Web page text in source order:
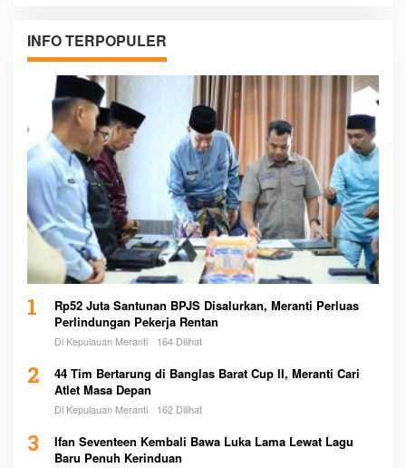
INFO TERPOPULER
1
Rp52 Juta Santunan BPJS Disalurkan, Meranti Perluas
Perlindungan Pekerja Rentan
Di Kepulauan Meranti 164 Dilihat
2
44 Tim Bertarung di Banglas Barat Cup II, Meranti Cari
Atlet Masa Depan
Di Kepulauan Meranti 162 Dilihat
3
Ifan Seventeen Kembali Bawa Luka Lama Lewat Lagu
Baru Penuh Kerinduan